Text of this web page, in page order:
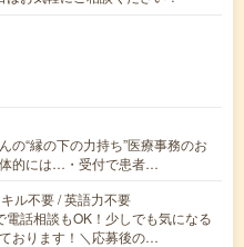
の“縁の下の力持ち”医療事務のお
的には…・受付で患者…
ル不要 / 英語力不要
話相談もOK！少しでも気になる
おります！＼応募後の…